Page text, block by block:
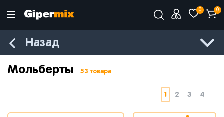
0 0
Назад
Мольберты 53 товара
1 2 3 4